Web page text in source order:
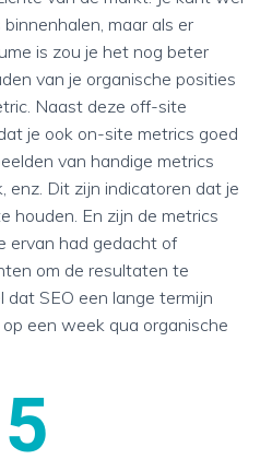
maar als er
is zou je het nog beter
van je organische posities
Naast deze off-site
je ook on-site metrics goed
van handige metrics
enz. Dit zijn indicatoren dat je
houden. En zijn de metrics
ervan had gedacht of
om de resultaten te
SEO een lange termijn
een week qua organische
5